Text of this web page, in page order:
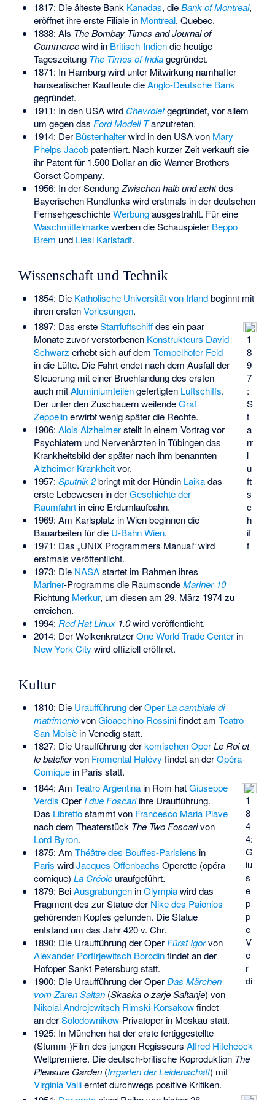
1817: Die älteste Bank Kanadas, dieBank of Montreal,
eröffnet ihre erste Filiale in Montreal, Quebec.
1838: Als The Bombay Times and Journal of
Commercewird in Britisch-Indiendie heutige
Tageszeitung The Times of Indiagegründet.
1871: In Hamburg wird unter Mitwirkung namhafter
hanseatischer Kaufleute dieAnglo-Deutsche Bank
gegründet.
1911: In den USA wird Chevroletgegründet, vor allem
um gegen das Ford Modell Tanzutreten.
1914: Der Büstenhalterwird in den USA von Mary
Phelps Jacobpatentiert. Nach kurzer Zeit verkauft sie
ihr Patent für 1.500 Dollar an die Warner Brothers
Corset Company.
1956: In der SendungZwischen halb und achtdes
Bayerischen Rundfunks wird erstmals in der deutschen
FernsehgeschichteWerbungausgestrahlt. Für eine
Waschmittelmarkewerben die Schauspieler Beppo
Brem und Liesl Karlstadt.
Wissenschaft und Technik
1854: Die Katholische Universität von Irlandbeginnt mit
ihren erstenVorlesungen.
1
8
9
7
:
S
t
a
rr
l
u
ft
s
c
h
if
f
1897: Das ersteStarrluftschiffdes ein paar
Monate zuvor verstorbenen Konstrukteurs David
Schwarz erhebt sich auf dem Tempelhofer Feld
in die Lüfte. Die Fahrt endet nach dem Ausfall der
Steuerung mit einer Bruchlandung des ersten
auch mitAluminiumteilengefertigten Luftschiffs.
Der unter den Zuschauern weilendeGraf
Zeppelinerwirbt wenig später die Rechte.
1906: Alois Alzheimerstellt in einem Vortrag vor
Psychiatern und Nervenärzten in Tübingen das
Krankheitsbild der später nach ihm benannten
Alzheimer-Krankheitvor.
1957: Sputnik 2bringt mit der Hündin Laikadas
erste Lebewesen in derGeschichte der
Raumfahrtin eine Erdumlaufbahn.
1969: Am Karlsplatz in Wien beginnen die
Bauarbeiten für die U-Bahn Wien.
1971: Das „UNIX Programmers Manual“ wird
erstmals veröffentlicht.
1973: Die NASAstartet im Rahmen ihres
Mariner-Programms die RaumsondeMariner 10
Richtung Merkur, um diesen am 29. März 1974 zu
erreichen.
1994: Red Hat Linux1.0wird veröffentlicht.
2014: Der WolkenkratzerOne World Trade Centerin
New York City wird offiziell eröffnet.
Kultur
1810: Die UraufführungderOper La cambiale di
matrimoniovonGioacchino Rossinifindet am Teatro
San Moisèin Venedig statt.
1827: Die Uraufführung derkomischen Oper Le Roi et
le bateliervon Fromental Halévy findet an derOpéra-
Comiquein Paris statt.
1
8
4
4:
G
iu
s
e
p
p
e
V
e
r
di
1844: Am Teatro Argentinain Rom hatGiuseppe
Verdis Oper I due Foscariihre Uraufführung.
Das Librettostammt von Francesco Maria Piave
nach dem Theaterstück The Two Foscarivon
Lord Byron.
1875: Am Théâtre des Bouffes-Parisiens in
Paris wirdJacques Offenbachs Operette (opéra
comique) La Créoleuraufgeführt.
1879: BeiAusgrabungeninOlympiawird das
Fragment des zur Statue der Nike des Paionios
gehörenden Kopfes gefunden. Die Statue
entstand um das Jahr 420 v. Chr.
1890: Die Uraufführung der Oper Fürst Igorvon
Alexander Porfirjewitsch Borodinfindet an der
Hofoper Sankt Petersburg statt.
1900: Die Uraufführung der OperDas Märchen
vom Zaren Saltan(Skaska o zarje Saltanje) von
Nikolai Andrejewitsch Rimski-Korsakowfindet
an derSolodownikow-Privatoper in Moskau statt.
1925: In München hat der erste fertiggestellte
(Stumm-)Film des jungen Regisseurs Alfred Hitchcock
Weltpremiere. Die deutsch-britische Koproduktion The
Pleasure Garden(Irrgarten der Leidenschaft) mit
Virginia Vallierntet durchwegs positive Kritiken.